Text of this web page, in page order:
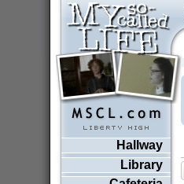
Hallway
Library